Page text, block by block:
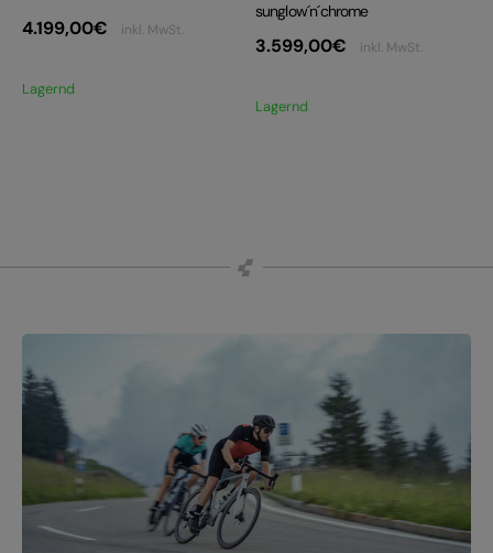
4.199,00€ inkl. MwSt.
Lagernd
sunglow´n´chrome
3.599,00€ inkl. MwSt.
Lagernd